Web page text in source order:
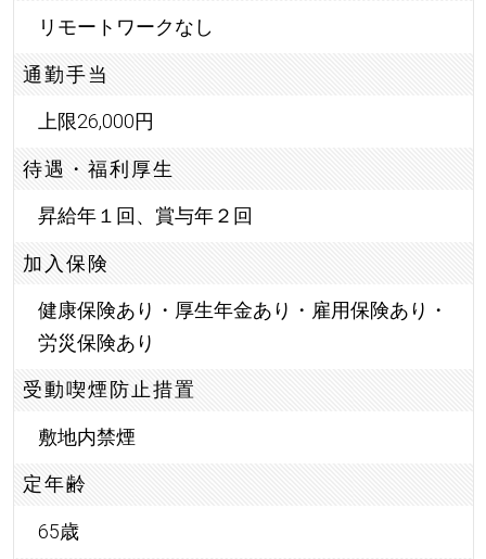
リモートワークなし
通勤手当
上限26,000円
待遇・福利厚生
昇給年１回、賞与年２回
加入保険
健康保険あり・厚生年金あり・雇用保険あり・
労災保険あり
受動喫煙防止措置
敷地内禁煙
定年齢
65歳